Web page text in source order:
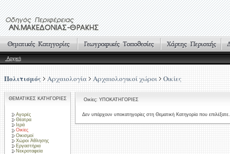
Αρχική
Πολιτισμός Αρχαιολογία Αρχαιολογικοί χώροι Οικίες
ΘΕΜΑΤΙΚΕΣ ΚΑΤΗΓΟΡΙΕΣ
Αγορές
Θέατρα
Ιερά
Οικίες
Οικισμοί
Χώροι Άθλησης
Εργαστήρια
Νεκροταφεία
Οικίες: ΥΠΟΚΑΤΗΓΟΡΙΕΣ
Δεν υπάρχουν υποκατηγορίες στη Θεματική Κατηγορία που επιλέξατε.